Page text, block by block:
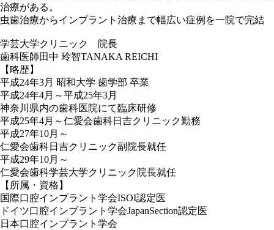
治療がある。
虫歯治療からインプラント治療 まで幅広い症例 を一院で完結
学芸大学クリニック 院長
歯科医師田中 玲智TANAKA REICHI
【略歴】
平成24年3月 昭和大学 歯学部 卒業
平成24年4月～平成25年3月
神奈川県内の歯科医院にて臨床研修
平成25年4月～仁愛会歯科日吉クリニック勤務
平成27年10月～
仁愛会歯科日吉クリニック副院長就任
平成29年10月～
仁愛会歯科学芸大学クリニック院長就任
【所属・資格】
国際口腔インプラント学会ISOI認定医
ドイツ口腔インプラント学会JapanSection認定医
日本口腔インプラント学会